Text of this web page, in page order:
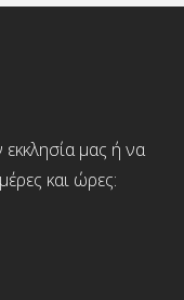
εκκλησία μας ή να
και ώρες: